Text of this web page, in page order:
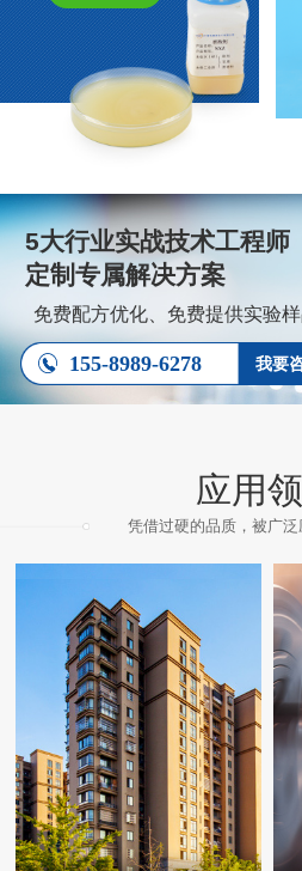
5大行业实战技术工程师
定制专属解决方案
免费配方优化、免费提供实验
155-8989-6278 我要
应用
凭借过硬的品质，被广